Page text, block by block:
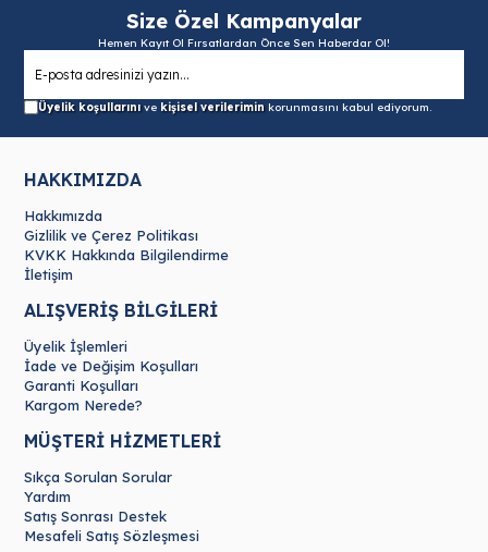
Size Özel Kampanyalar
Hemen Kayıt Ol Fırsatlardan Önce Sen Haberdar Ol!
Üyelik koşullarınıve kişisel verileriminkorunmasını kabul ediyorum.
HAKKIMIZDA
Hakkımızda
Gizlilik ve Çerez Politikası
KVKK Hakkında Bilgilendirme
İletişim
ALIŞVERİŞ BİLGİLERİ
Üyelik İşlemleri
İade ve Değişim Koşulları
Garanti Koşulları
Kargom Nerede?
MÜŞTERİ HİZMETLERİ
Sıkça Sorulan Sorular
Yardım
Satış Sonrası Destek
Mesafeli Satış Sözleşmesi